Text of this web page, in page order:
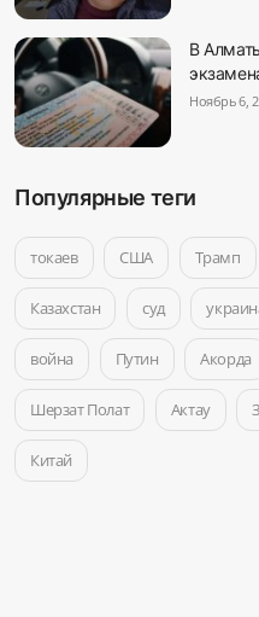
В
Ноябрь 6,
Популярные теги
токаев США Трамп
Казахстан суд
война Путин Акорда
Шерзат Полат Актау
Китай